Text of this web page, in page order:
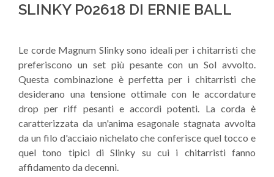
SLINKY P02618 DI ERNIE BALL
Le corde Magnum Slinky sono ideali per i chitarristi che
preferiscono un set più pesante con un Sol avvolto.
Questa combinazione è perfetta per i chitarristi che
desiderano una tensione ottimale con le accordature
drop per riff pesanti e accordi potenti. La corda è
caratterizzata da un'anima esagonale stagnata avvolta
da un filo d'acciaio nichelato che conferisce quel tocco e
quel tono tipici di Slinky su cui i chitarristi fanno
affidamento da decenni.